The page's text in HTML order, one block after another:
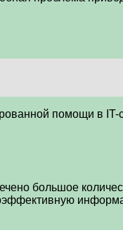
помощи в
большое